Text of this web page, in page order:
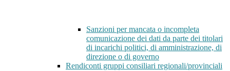
Sanzioni per mancata o incompleta
comunicazione dei dati da parte dei titolari
di incarichi politici, di amministrazione, di
direzione o di governo
Rendiconti gruppi consiliari regionali/provinciali